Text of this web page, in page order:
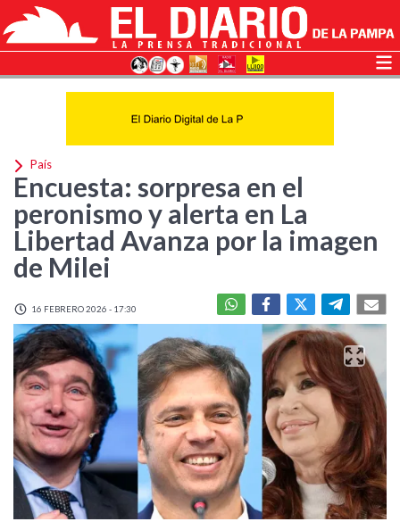
País
Encuesta: sorpresa en el
peronismo y alerta en La
Libertad Avanza por la imagen
de Milei
16 FEBRERO 2026 - 17:30